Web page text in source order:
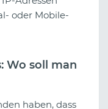
oder Mobile-
Wo soll man
haben, dass